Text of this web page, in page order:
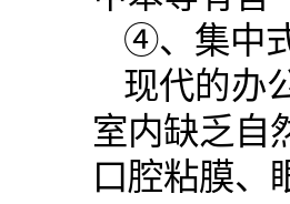
④、集中
现代的办
室内缺乏自
口腔粘膜、